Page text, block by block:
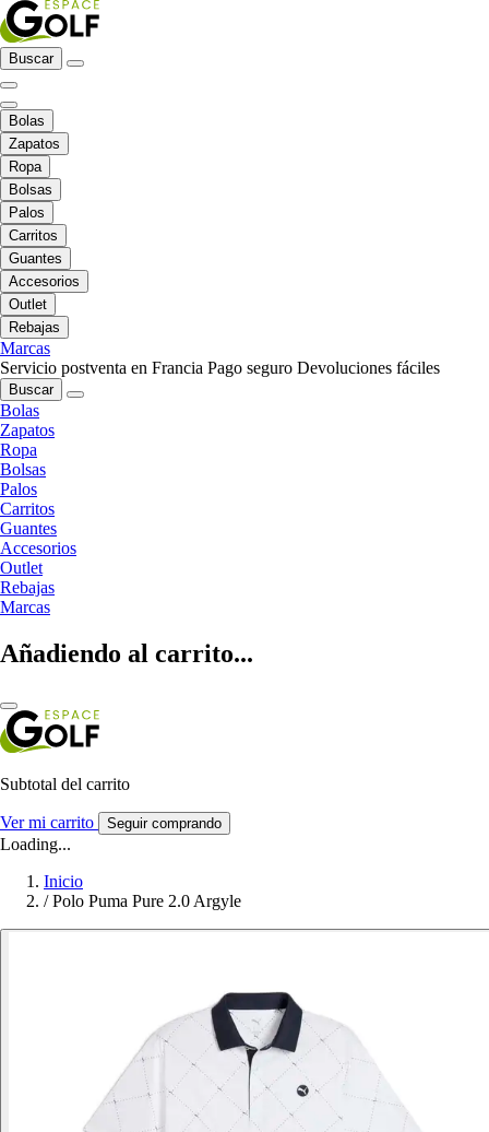
Buscar
Bolas
Zapatos
Ropa
Bolsas
Palos
Carritos
Guantes
Accesorios
Outlet
Rebajas
Marcas
Servicio postventa en Francia Pago seguro Devoluciones fáciles
Buscar
Bolas
Zapatos
Ropa
Bolsas
Palos
Carritos
Guantes
Accesorios
Outlet
Rebajas
Marcas
Añadiendo al carrito...
Subtotal del carrito
Ver mi carrito Seguir comprando
Loading...
Inicio
/ Polo Puma Pure 2.0 Argyle